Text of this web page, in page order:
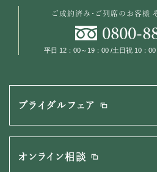
ご成約済み・ご列席のお客様
0800-
平日 12：00～19：00 /土日祝 10：00
ブライダルフェア
オンライン相談